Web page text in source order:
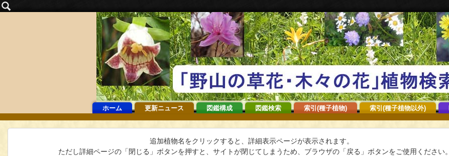
ホーム 更新ニュース 図鑑構成 図鑑検索 索引(種子植物) 索引(種子植物以外)
追加植物名をクリックすると、詳細表示ページが表示されます。
ただし詳細ページの「閉じる」ボタンを押すと、サイトが閉じてしまうため、ブラウザの「戻る」ボタンをご使用ください。